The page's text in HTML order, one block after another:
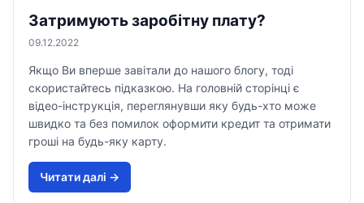
Затримують заробітну плату?
09.12.2022
Якщо Ви вперше завітали до нашого блогу, тоді
скористайтесь підказкою. На головній сторінці є
відео-інструкція, переглянувши яку будь-хто може
швидко та без помилок оформити кредит та отримати
гроші на будь-яку карту.
Читати далi →